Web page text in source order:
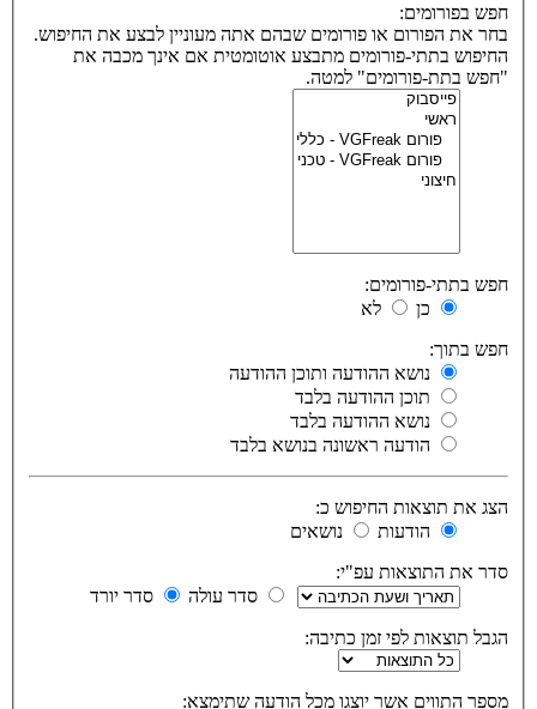
חפש בפורומים:
בחר את הפורום או פורומים שבהם אתה מעוניין לבצע את החיפוש.
החיפוש בתתי-פורומים מתבצע אוטומטית אם אינך מכבה את
"חפש בתת-פורומים" למטה.
חפש בתתי-פורומים:
כן
לא
חפש בתוך:
נושא ההודעה ותוכן ההודעה
תוכן ההודעה בלבד
נושא ההודעה בלבד
הודעה ראשונה בנושא בלבד
הצג את תוצאות החיפוש כ:
הודעות
נושאים
סדר את התוצאות עפ"י:
סדר עולה
סדר יורד
הגבל תוצאות לפי זמן כתיבה:
מספר התווים אשר יוצגו מכל הודעה שתימצא: